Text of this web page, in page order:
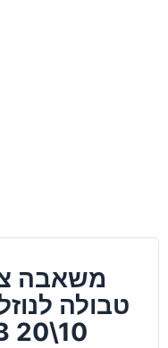
משאבה
טבולה
20\10